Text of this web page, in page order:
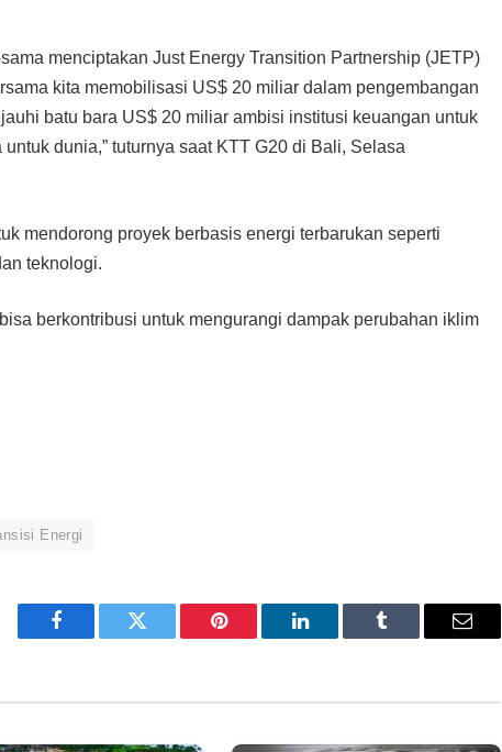
menciptakan Just Energy Transition Partnership (JETP)
kita memobilisasi US$ 20 miliar dalam pengembangan
batu bara US$ 20 miliar ambisi institusi keuangan untuk
dunia,” tuturnya saat KTT G20 di Bali, Selasa
mendorong proyek berbasis energi terbarukan seperti
teknologi.
berkontribusi untuk mengurangi dampak perubahan iklim
Energi
Facebook Twitter Pinterest LinkedIn Tumblr Email